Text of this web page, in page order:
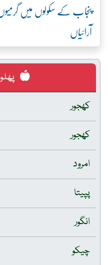
پنجاب کے سکولوں میں
آرائیاں
کھجور
کھجور
امرود
پپیتا
انگور
چیکو